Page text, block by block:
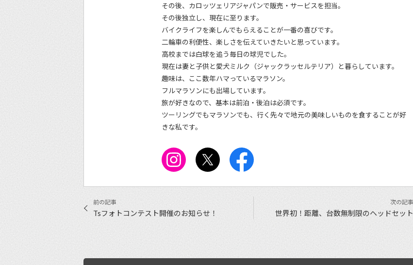
その後、カロッツェリアジャパンで販売・サービスを担当。
その後独立し、現在に至ります。
バイクライフを楽しんでもらえることが一番の喜びです。
二輪車の利便性、楽しさを伝えていきたいと思っています。
高校までは白球を追う毎日の球児でした。
現在は妻と子供と愛犬ミルク（ジャックラッセルテリア）と暮らしています。
趣味は、ここ数年ハマっているマラソン。
フルマラソンにも出場しています。
旅が好きなので、基本は前泊・後泊は必須です。
ツーリングでもマラソンでも、行く先々で地元の美味しいものを食することが好
きな私です。
Tsフォトコンテスト開催のお知らせ！ 世界初！距離、台数無制限のヘッドセット